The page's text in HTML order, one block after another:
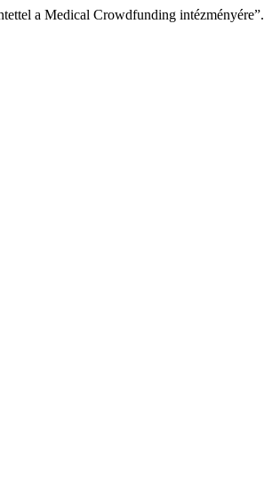
a Medical Crowdfunding intézményére”.